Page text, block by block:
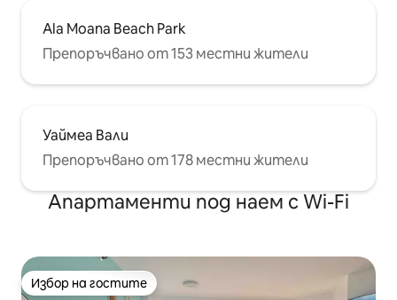
Ala Moana Beach Park
Препоръчвано от 153 местни жители
Уаймеа Вали
Препоръчвано от 178 местни жители
Апартаменти под наем с Wi-Fi
Избор на гостите
Избор на гостите